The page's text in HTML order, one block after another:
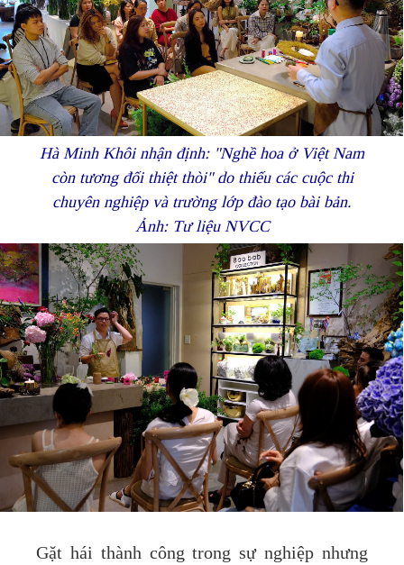
Hà Minh Khôi nhận định: "Nghề hoa ở Việt Nam
còn tương đối thiệt thòi" do thiếu các cuộc thi
chuyên nghiệp và trường lớp đào tạo bài bản.
Ảnh: Tư liệu NVCC
Gặt hái thành công trong sự nghiệp nhưng